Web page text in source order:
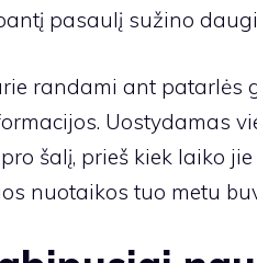
pasaulį sužino
randami ant patarlės
Uostydamas
šalį, prieš kiek laiko
nuotaikos tuo metu